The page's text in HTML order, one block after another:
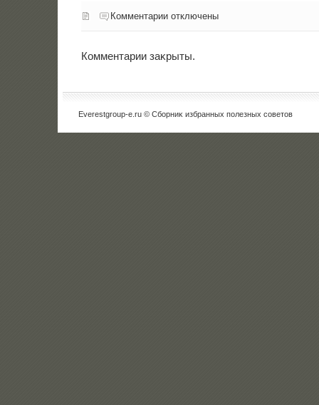
Комментарии отключены
Комментарии заκрыты.
Everestgroup-e.ru © Сборниκ избранных полезных советοв